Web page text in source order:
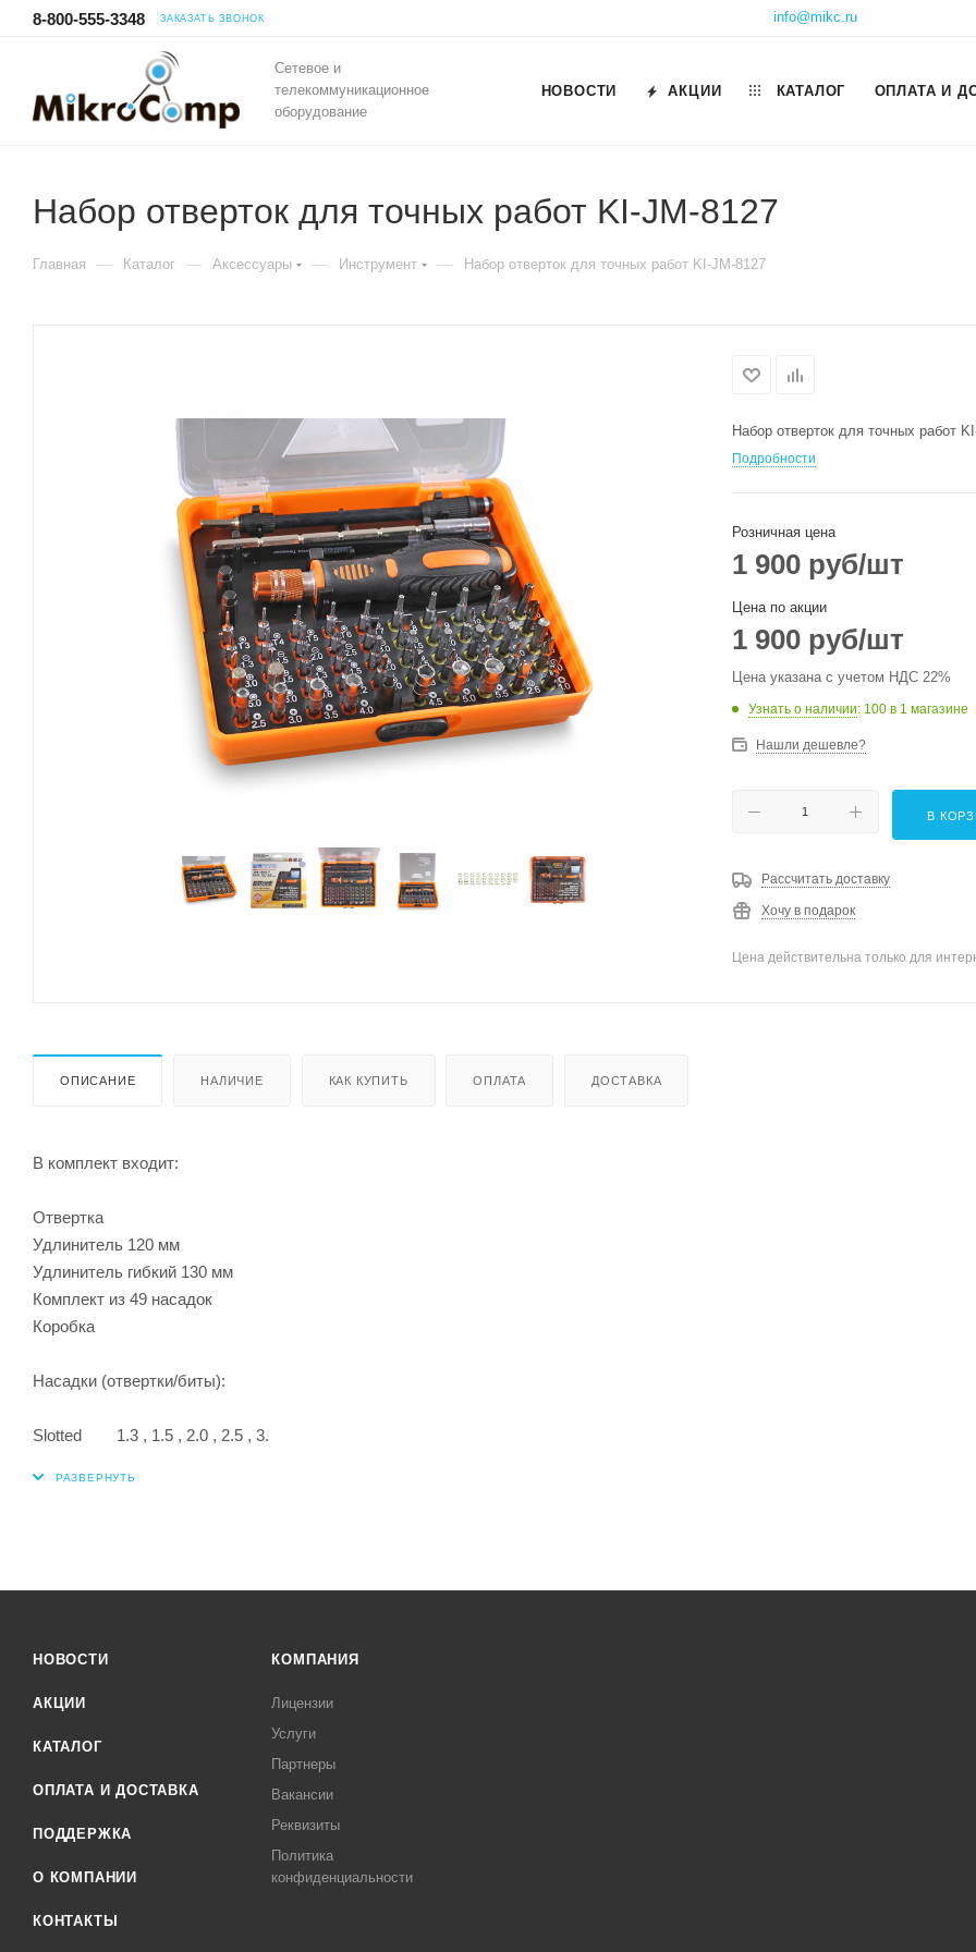
8-800-555-3348 ЗАКАЗАТЬ ЗВОНОК info@mikc.ru
Сетевое и
телекоммуникационное
оборудование
НОВОСТИ АКЦИИ КАТАЛОГ ОПЛАТА И
Набор отверток для точных работ KI-JM-8127
Главная — Каталог — Аксессуары — Инструмент — Набор отверток для точных работ KI-JM-8127
Набор отверток для точных работ
Подробности
Розничная цена
1 900 руб/шт
Цена по акции
1 900 руб/шт
Цена указана с учетом НДС 22%
Узнать о наличии: 100 в 1 магазине
Нашли дешевле?
В
Рассчитать доставку
Хочу в подарок
Цена действительна только для
ОПИСАНИЕ НАЛИЧИЕ КАК КУПИТЬ ОПЛАТА ДОСТАВКА
В комплект входит:
Отвертка
Удлинитель 120 мм
Удлинитель гибкий 130 мм
Комплект из 49 насадок
Коробка
Насадки (отвертки/биты):
Slotted 1.3 , 1.5 , 2.0 , 2.5 , 3.
НОВОСТИ
АКЦИИ
КАТАЛОГ
ОПЛАТА И ДОСТАВКА
ПОДДЕРЖКА
О КОМПАНИИ
КОНТАКТЫ
КОМПАНИЯ
Лицензии
Услуги
Партнеры
Вакансии
Реквизиты
Политика
конфиденциальности